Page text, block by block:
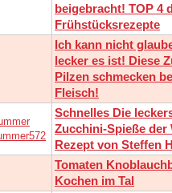
beigebracht! TOP 4
Frühstücksrezepte
Ich kann nicht
lecker es ist! Diese
Pilzen schmecken
Fleisch!
Schnelles Die
Zucchini-Spieße der
Rezept von Steffen
Tomaten
Kochen im Tal